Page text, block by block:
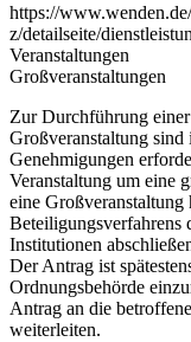
https://
z/detailseite/
Veranstaltungen
Großveranstaltungen
Zur Durchführung
Großveranstaltung sind
Genehmigungen
Veranstaltung um eine
eine
Beteiligungsverfahrens
Institutionen
Der Antrag ist
Ordnungsbehörde
Antrag an die
weiterleiten.